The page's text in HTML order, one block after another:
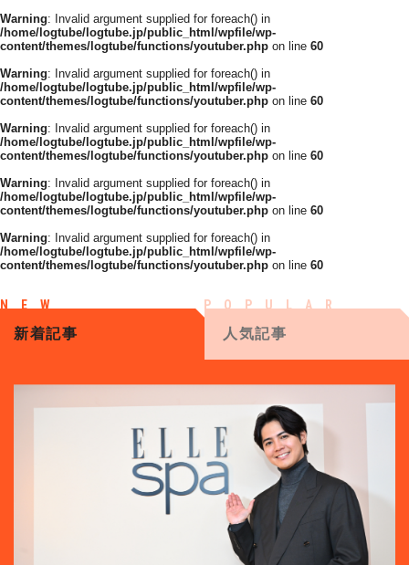
Warning: Invalid argument supplied for foreach() in
/home/logtube/logtube.jp/public_html/wpfile/wp-
content/themes/logtube/functions/youtuber.php on line 60
Warning: Invalid argument supplied for foreach() in
/home/logtube/logtube.jp/public_html/wpfile/wp-
content/themes/logtube/functions/youtuber.php on line 60
Warning: Invalid argument supplied for foreach() in
/home/logtube/logtube.jp/public_html/wpfile/wp-
content/themes/logtube/functions/youtuber.php on line 60
Warning: Invalid argument supplied for foreach() in
/home/logtube/logtube.jp/public_html/wpfile/wp-
content/themes/logtube/functions/youtuber.php on line 60
Warning: Invalid argument supplied for foreach() in
/home/logtube/logtube.jp/public_html/wpfile/wp-
content/themes/logtube/functions/youtuber.php on line 60
新着記事 人気記事